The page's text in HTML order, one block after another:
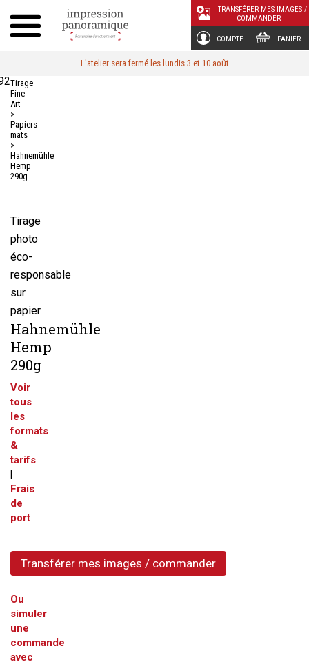
COMPTE PANIER
TRANSFÉRER MES IMAGES /
COMMANDER
L'atelier sera fermé les lundis 3 et 10 août
Tirage
Fine
Art
>
Papiers
mats
>
Hahnemühle
Hemp
290g
Tirage
photo
éco-
responsable
sur
papier
Hahnemühle
Hemp
290g
Voir
tous
les
formats
&
tarifs
Frais
de
port
Transférer mes images / commander
Ou
simuler
une
commande
avec